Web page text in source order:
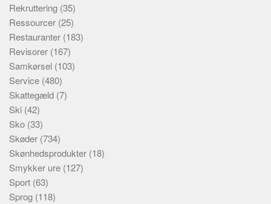
Rekruttering (35)
Ressourcer (25)
Restauranter (183)
Revisorer (167)
Samkørsel (103)
Service (480)
Skattegæld (7)
Ski (42)
Sko (33)
Skøder (734)
Skønhedsprodukter (18)
Smykker ure (127)
Sport (63)
Sprog (118)